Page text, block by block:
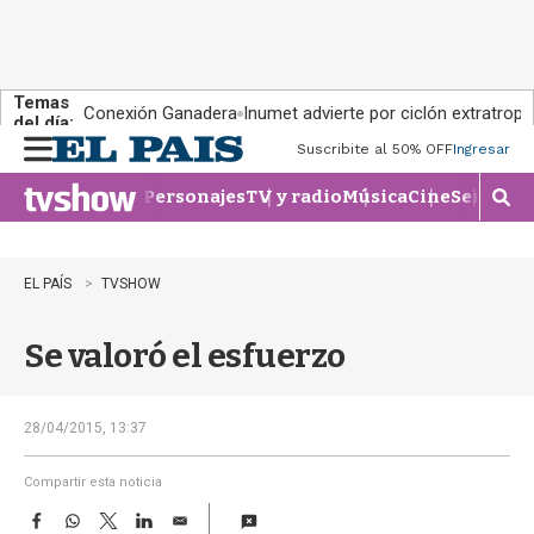
Temas
del día: Conexión Ganadera Inumet advierte por ciclón
n
u
Suscribite al 50% OFFIngresar
PersonajesTV y radioMúsicaCineSeries
M
o
EL PAÍS TVSHOW
Se valoró el esfuerzo
28/04/2015, 13:37
Compartir esta noticia
F
W
T
L
E